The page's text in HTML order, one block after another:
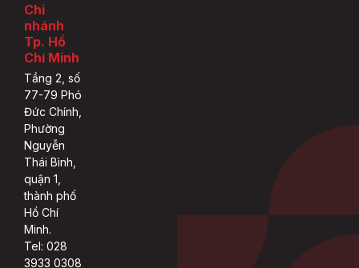
Chi
nhánh
Tp. Hồ
Chí Minh
Tầng 2, số
77-79 Phó
Đức Chính,
Phường
Nguyễn
Thái Bình,
quận 1,
thành phố
Hồ Chí
Minh.
Tel: 028
3933 0308